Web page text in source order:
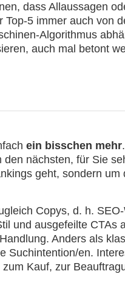
dass Allaussagen
Top-5 immer auch von
Algorithmus
auch mal betont
ein bisschen mehr
nächsten, für Sie
geht, sondern um
Copys, d. h.
und ausgefeilte CTAs
Anders als
Suchintention/en.
Kauf, zur